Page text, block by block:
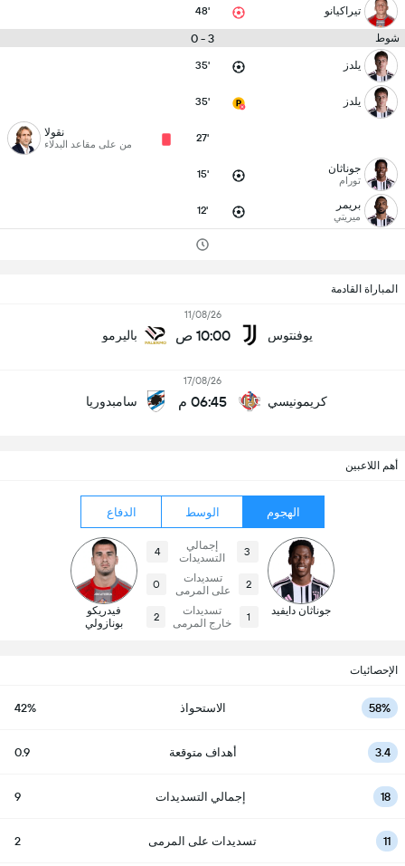
تيراكيانو 48'
شوط 3 - 0
يلدز 35'
يلدز 35'
27' نقولا
من على مقاعد البدلاء
جوناثان
تورام 15'
بريمر
ميريتي 12'
المباراة القادمة
يوفنتوس
11/08/26
10:00 ص باليرمو
كريمونيسي
17/08/26
06:45 م سامبدوريا
أهم اللاعبين
الهجوم الوسط الدفاع
جوناثان دايفيد
3
إجمالي
التسديدات
4
2
تسديدات
على المرمى
0
1
تسديدات
خارج المرمى
2
فيدريكو
بونازولي
الإحصائيات
58% الاستحواذ 42%
3.4 أهداف متوقعة 0.9
18 إجمالي التسديدات 9
11 تسديدات على المرمى 2